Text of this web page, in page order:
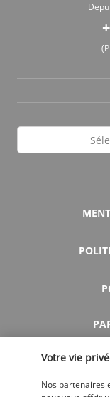
Votre vie
Nos partenaires